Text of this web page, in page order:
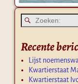
Recente
Lijst
Kwartierstaat
Kwartierstaat